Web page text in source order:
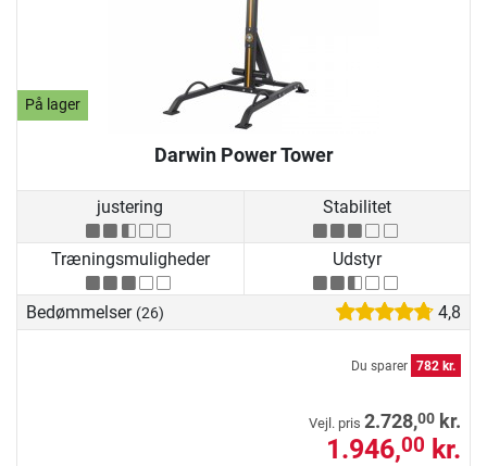
På lager
Darwin Power Tower
justering Stabilitet
Træningsmuligheder Udstyr
Bedømmelser (26) 4,8
Du sparer 782 kr.
Vejl. pris 2.728,00 kr.
1.946,00 kr.